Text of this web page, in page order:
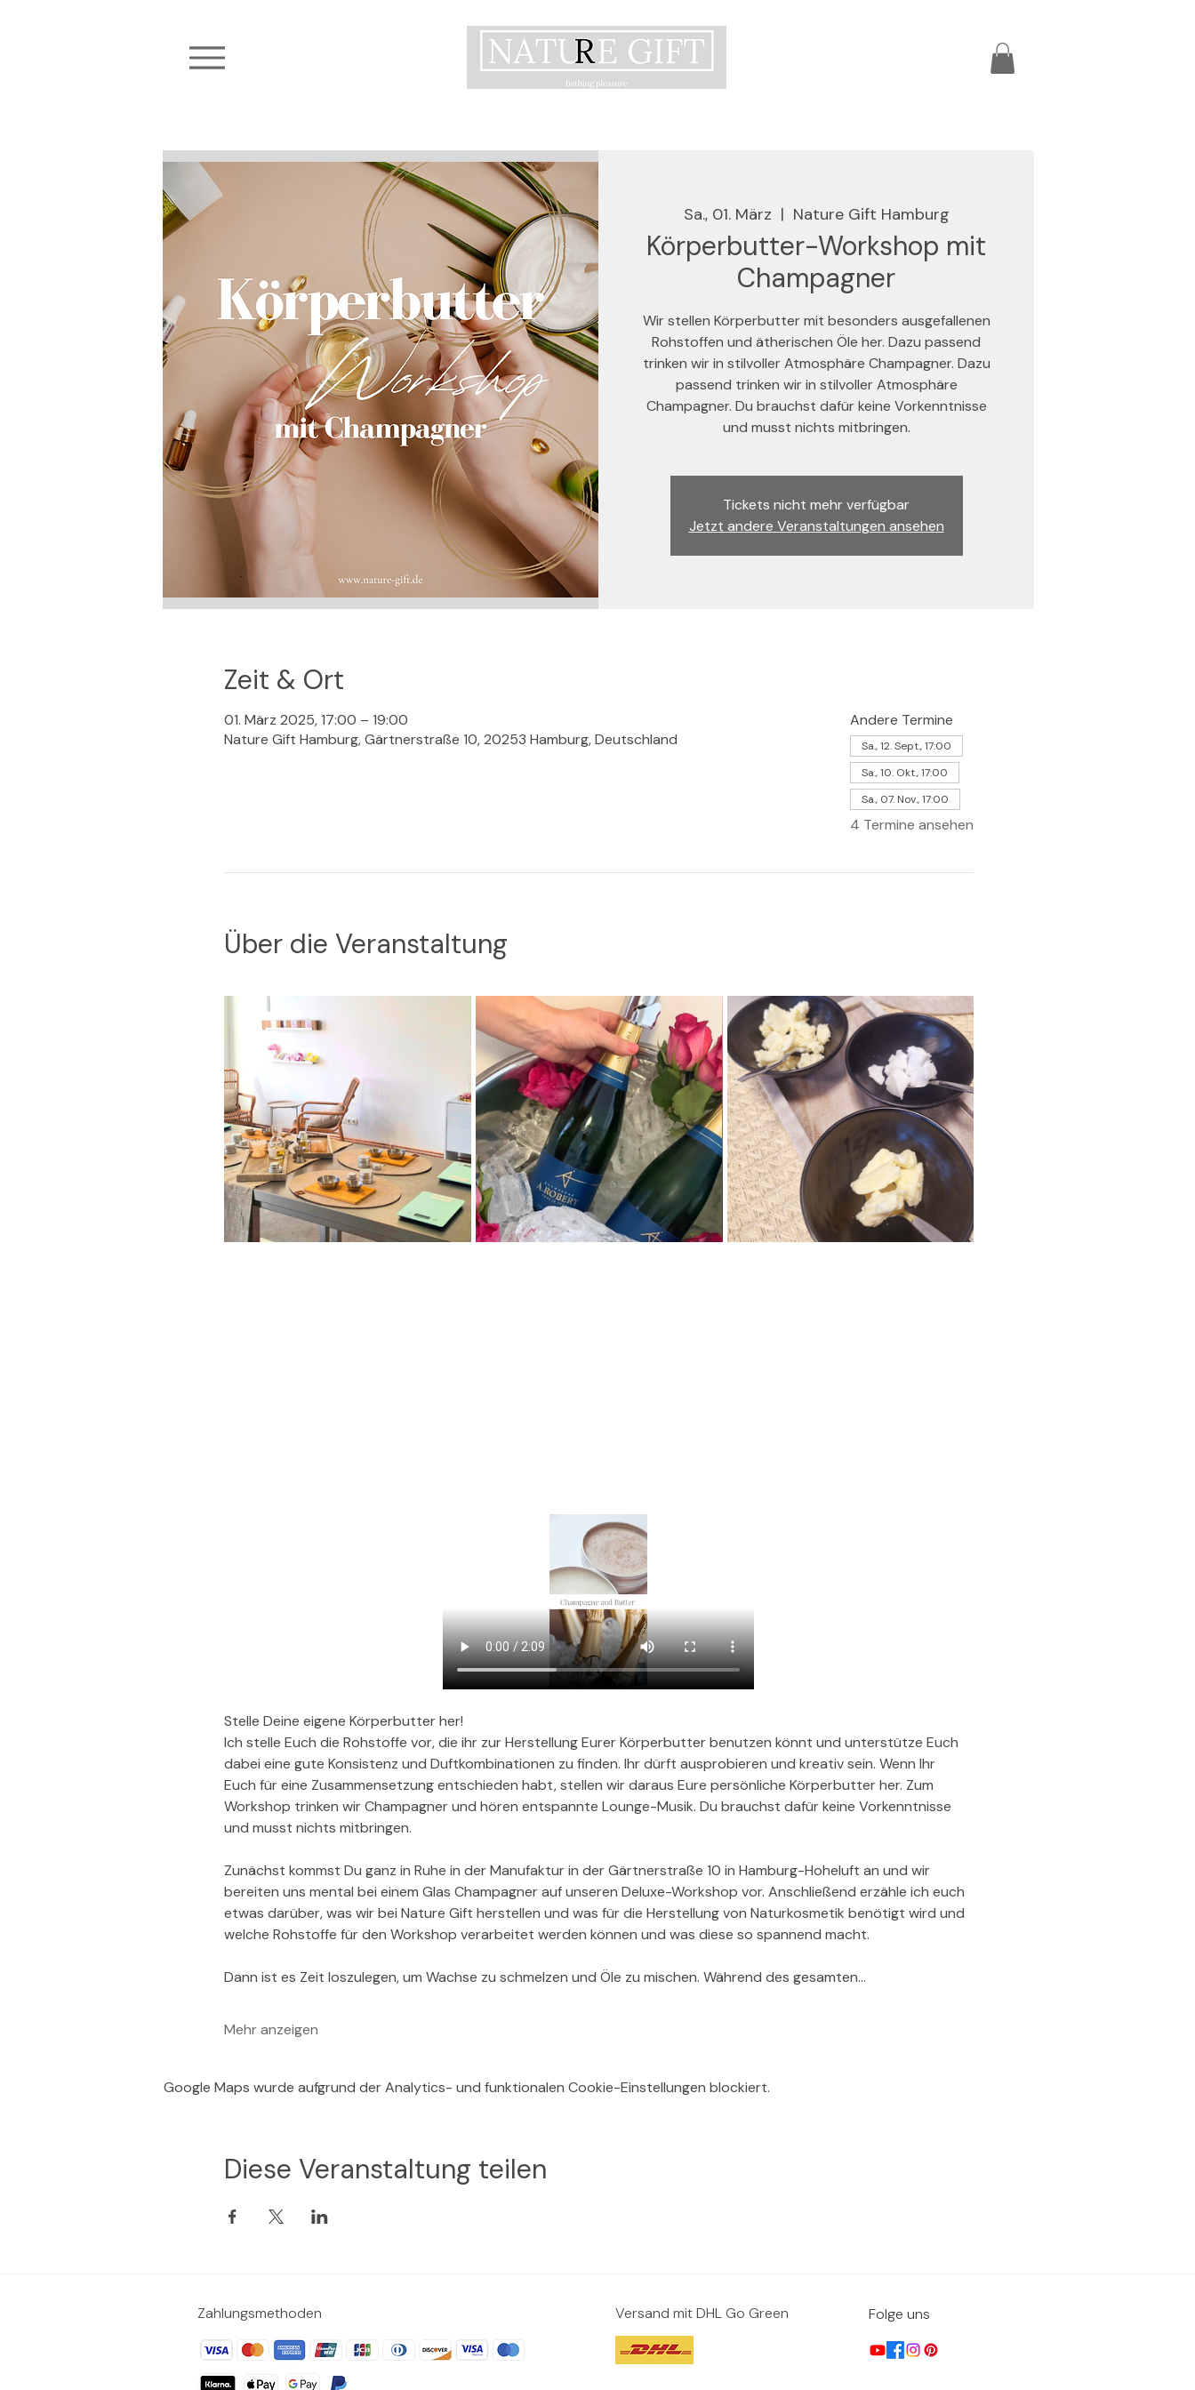
Sa., 01. März
  |
Nature Gift Hamburg
Körperbutter-Workshop mit
Champagner
Wir stellen Körperbutter mit besonders ausgefallenen
Rohstoffen und ätherischen Öle her. Dazu passend
trinken wir in stilvoller Atmosphäre Champagner. Dazu
passend trinken wir in stilvoller Atmosphäre
Champagner. Du brauchst dafür keine Vorkenntnisse
und musst nichts mitbringen.
Tickets nicht mehr verfügbar
Jetzt andere Veranstaltungen ansehen
Zeit & Ort
01. März 2025, 17:00 – 19:00
Nature Gift Hamburg, Gärtnerstraße 10, 20253 Hamburg, Deutschland
Andere Termine
Sa., 12. Sept., 17:00
Sa., 10. Okt., 17:00
Sa., 07. Nov., 17:00
4 Termine ansehen
Über die Veranstaltung
Stelle Deine eigene Körperbutter her!
Ich stelle Euch die Rohstoffe vor, die ihr zur Herstellung Eurer Körperbutter benutzen könnt und unterstütze Euch
dabei eine gute Konsistenz und Duftkombinationen zu finden. Ihr dürft ausprobieren und kreativ sein. Wenn Ihr
Euch für eine Zusammensetzung entschieden habt, stellen wir daraus Eure persönliche Körperbutter her. Zum
Workshop trinken wir Champagner und hören entspannte Lounge-Musik. Du brauchst dafür keine Vorkenntnisse
und musst nichts mitbringen.
Zunächst kommst Du ganz in Ruhe in der Manufaktur in der Gärtnerstraße 10 in Hamburg-Hoheluft an und wir
bereiten uns mental bei einem Glas Champagner auf unseren Deluxe-Workshop vor. Anschließend erzähle ich euch
etwas darüber, was wir bei Nature Gift herstellen und was für die Herstellung von Naturkosmetik benötigt wird und
welche Rohstoffe für den Workshop verarbeitet werden können und was diese so spannend macht.
Dann ist es Zeit loszulegen, um Wachse zu schmelzen und Öle zu mischen. Während des gesamten…
Mehr anzeigen
Google Maps wurde aufgrund der Analytics- und funktionalen Cookie-Einstellungen blockiert.
Diese Veranstaltung teilen
Zahlungsmethoden Versand mit DHL Go Green Folge uns